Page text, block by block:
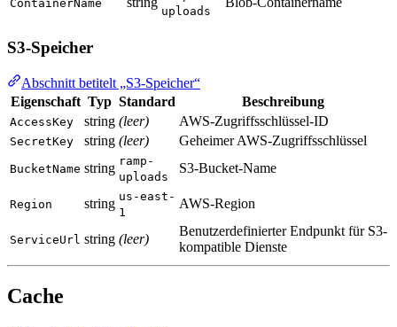
ContainerName
uploads
S3-Speicher
Abschnitt betitelt „S3-Speicher“
Eigenschaft Typ Standard Beschreibung
AccessKey string (leer) AWS-Zugriffsschlüssel-ID
SecretKey string (leer) Geheimer AWS-Zugriffsschlüssel
BucketName string ramp-
uploads
S3-Bucket-Name
Region string us-east-
1
AWS-Region
ServiceUrl string (leer)
Benutzerdefinierter Endpunkt für S3-
kompatible Dienste
Cache